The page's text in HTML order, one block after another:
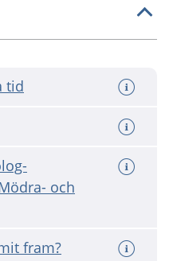
tid
och
fram?